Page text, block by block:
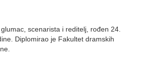
scenarista i reditelj, rođen 24.
Diplomirao je Fakultet dramskih